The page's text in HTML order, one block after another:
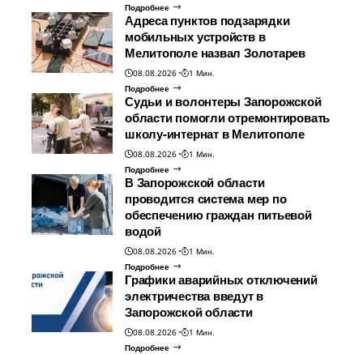
Подробнее
Адреса пунктов подзарядки
мобильных устройств в
Мелитополе назвал Золотарев
08.08.2026
1 Мин.
Подробнее
Судьи и волонтеры Запорожской
области помогли отремонтировать
школу-интернат в Мелитополе
08.08.2026
1 Мин.
Подробнее
В Запорожской области
проводится система мер по
обеспечению граждан питьевой
водой
08.08.2026
1 Мин.
Подробнее
Графики аварийных отключений
электричества введут в
Запорожской области
08.08.2026
1 Мин.
Подробнее